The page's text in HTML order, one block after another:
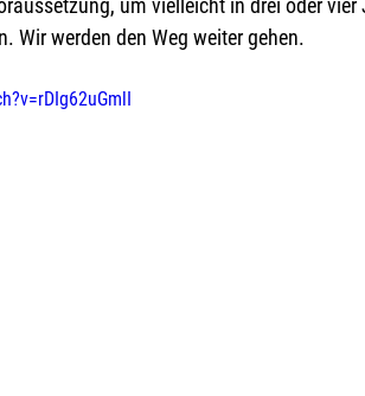
um vielleicht in drei oder vier
Wir werden den Weg weiter gehen.